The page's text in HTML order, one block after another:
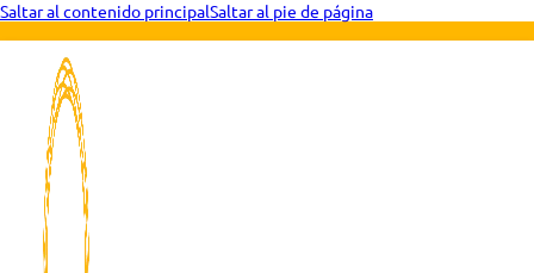
Saltar al contenido principalSaltar al pie de página